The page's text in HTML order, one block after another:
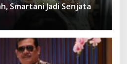
Smartani Jadi Senjata